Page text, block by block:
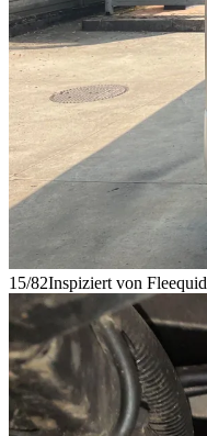
15/82Inspiziert von Fleequid